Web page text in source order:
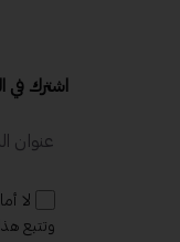
اشترك في
لا
وتتبع